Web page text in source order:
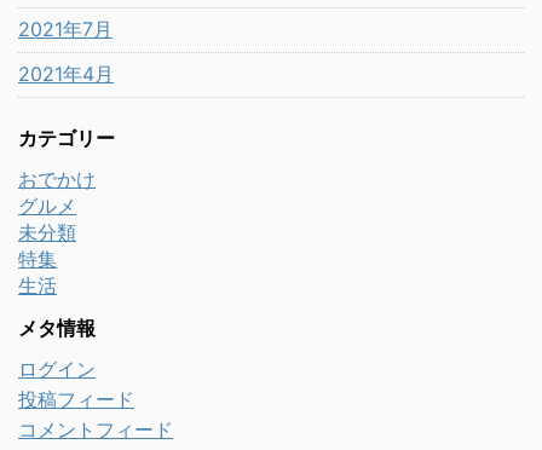
2021年7月
2021年4月
カテゴリー
おでかけ
グルメ
未分類
特集
生活
メタ情報
ログイン
投稿フィード
コメントフィード